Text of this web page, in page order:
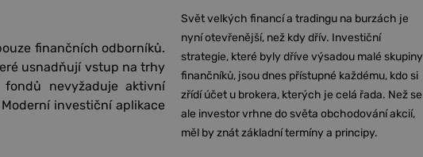
finančních odborníků.
usnadňují vstup na trhy
nevyžaduje aktivní
investiční aplikace
Svět velkých financí a tradingu na burzách je
nyní otevřenější, než kdy dřív. Investiční
strategie, které byly dříve výsadou malé skupiny
finančníků, jsou dnes přístupné každému, kdo si
zřídí účet u brokera, kterých je celá řada. Než se
ale investor vrhne do světa obchodování akcií,
měl by znát základní termíny a principy.